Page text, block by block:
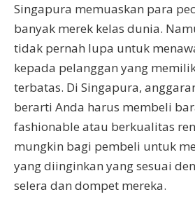
Singapura memuaskan para
banyak merek kelas dunia.
tidak pernah lupa untuk
kepada pelanggan yang
terbatas. Di Singapura,
berarti Anda harus membeli
fashionable atau berkualitas
mungkin bagi pembeli untuk
yang diinginkan yang sesuai
selera dan dompet mereka.